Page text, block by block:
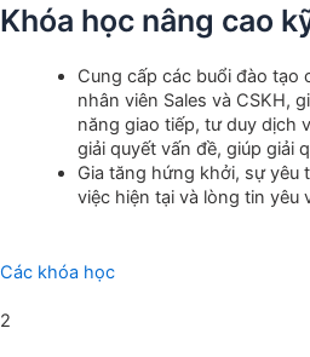
Khóa học nâng cao
Cung cấp các buổi đào tạo
nhân viên Sales và CSKH,
năng giao tiếp, tư duy dịch
giải quyết vấn đề, giúp giải
Gia tăng hứng khởi, sự yêu
việc hiện tại và lòng tin yêu
Các khóa học
2